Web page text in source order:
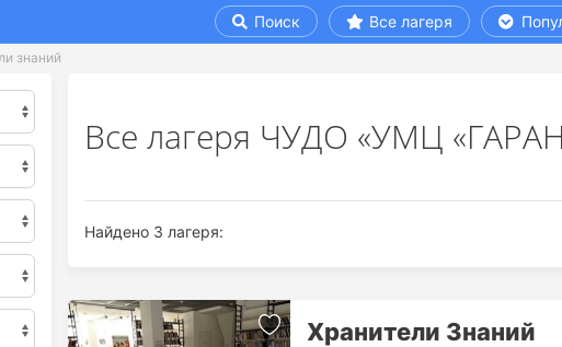
Поиск Все лагеря
знаний
Все лагеря ЧУДО «УМЦ
Найдено 3 лагеря:
Хранители Знаний